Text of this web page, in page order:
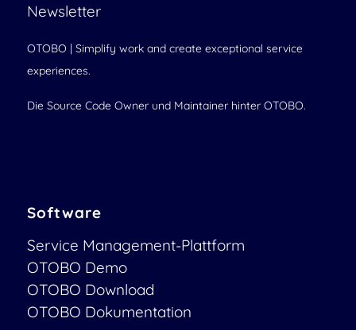
Newsletter
OTOBO | Simplify work and create exceptional service
experiences.
Die Source Code Owner und Maintainer hinter OTOBO.
Software
Service Management-Plattform
OTOBO Demo
OTOBO Download
OTOBO Dokumentation